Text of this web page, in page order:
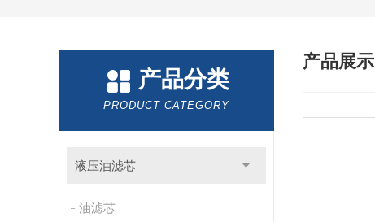
产品分类
PRODUCT CATEGORY
液压油滤芯
油滤芯
产品展示